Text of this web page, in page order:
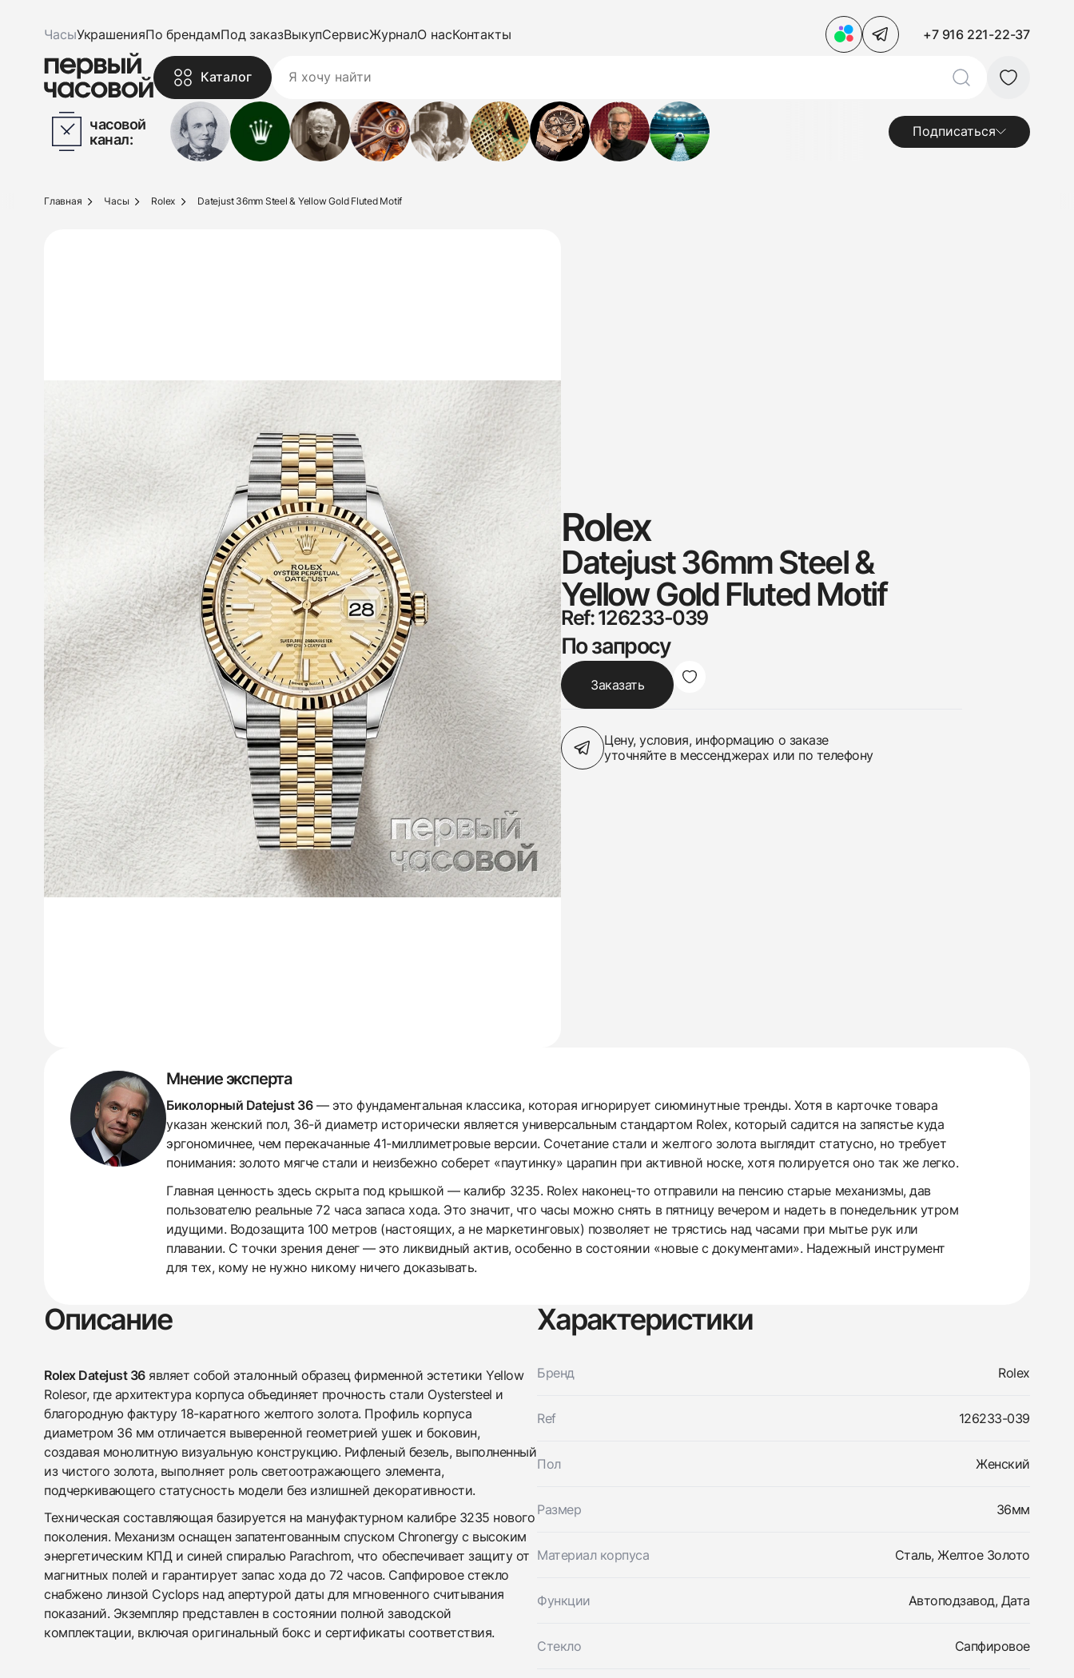
ЧасыУкрашенияПо брендамПод заказВыкупСервисЖурналО насКонтакты +7 916 221-22-37
Каталог
часовой
канал:
Подписаться
Главная Часы Rolex Datejust 36mm Steel & Yellow Gold Fluted Motif
Rolex
Datejust 36mm Steel &
Yellow Gold Fluted Motif
Ref: 126233-039
По запросу
Заказать
Цену, условия, информацию о заказе
уточняйте в мессенджерах или по телефону
Мнение эксперта
Биколорный Datejust 36— это фундаментальная классика, которая игнорирует сиюминутные тренды. Хотя в карточке товара
указан женский пол, 36-й диаметр исторически является универсальным стандартом Rolex, который садится на запястье куда
эргономичнее, чем перекачанные 41-миллиметровые версии. Сочетание стали и желтого золота выглядит статусно, но требует
понимания: золото мягче стали и неизбежно соберет «паутинку» царапин при активной носке, хотя полируется оно так же легко.
Главная ценность здесь скрыта под крышкой — калибр 3235. Rolex наконец-то отправили на пенсию старые механизмы, дав
пользователю реальные 72 часа запаса хода. Это значит, что часы можно снять в пятницу вечером и надеть в понедельник утром
идущими. Водозащита 100 метров (настоящих, а не маркетинговых) позволяет не трястись над часами при мытье рук или
плавании. С точки зрения денег — это ликвидный актив, особенно в состоянии «новые с документами». Надежный инструмент
для тех, кому не нужно никому ничего доказывать.
Описание
Rolex Datejust 36являет собой эталонный образец фирменной эстетики Yellow
Rolesor, где архитектура корпуса объединяет прочность стали Oystersteel и
благородную фактуру 18-каратного желтого золота. Профиль корпуса
диаметром 36 мм отличается выверенной геометрией ушек и боковин,
создавая монолитную визуальную конструкцию. Рифленый безель, выполненный
из чистого золота, выполняет роль светоотражающего элемента,
подчеркивающего статусность модели без излишней декоративности.
Техническая составляющая базируется на мануфактурном калибре 3235 нового
поколения. Механизм оснащен запатентованным спуском Chronergy с высоким
энергетическим КПД и синей спиралью Parachrom, что обеспечивает защиту от
магнитных полей и гарантирует запас хода до 72 часов. Сапфировое стекло
снабжено линзой Cyclops над апертурой даты для мгновенного считывания
показаний. Экземпляр представлен в состоянии полной заводской
комплектации, включая оригинальный бокс и сертификаты соответствия.
Характеристики
Бренд Rolex
Ref 126233-039
Пол Женский
Размер 36мм
Материал корпуса Сталь, Желтое Золото
Функции Автоподзавод, Дата
Стекло Сапфировое
Заказать эти часы
Оставьте ваши контактные данные и мы свяжемся с
вами
Rolex
Datejust 36mm Steel & Yellow Gold Fluted
Motif
НовыеКоробка + Документы
$16,400
Трейд-ин часов
Оставьте ваши контактные данные и мы свяжемся с
вами
Rolex
Datejust 36mm Steel & Yellow Gold Fluted
НовыеКоробка + Документы
$16,400